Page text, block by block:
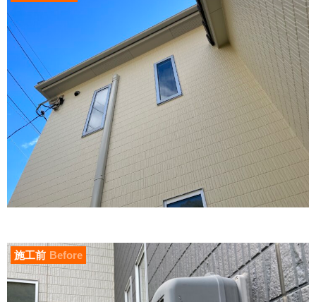
施工前 Before